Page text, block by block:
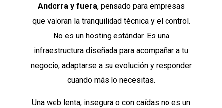
Andorra y fuera, pensado para empresas
que valoran la tranquilidad técnica y el control.
No es un hosting estándar. Es una
infraestructura diseñada para acompañar a tu
negocio, adaptarse a su evolución y responder
cuando más lo necesitas.
Una web lenta, insegura o con caídas no es un